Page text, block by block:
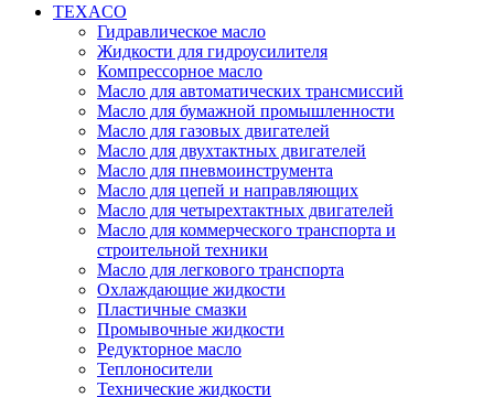
TEXACO
Гидравлическое масло
Жидкости для гидроусилителя
Компрессорное масло
Масло для автоматических трансмиссий
Масло для бумажной промышленности
Масло для газовых двигателей
Масло для двухтактных двигателей
Масло для пневмоинструмента
Масло для цепей и направляющих
Масло для четырехтактных двигателей
Масло для коммерческого транспорта и
строительной техники
Масло для легкового транспорта
Охлаждающие жидкости
Пластичные смазки
Промывочные жидкости
Редукторное масло
Теплоносители
Технические жидкости